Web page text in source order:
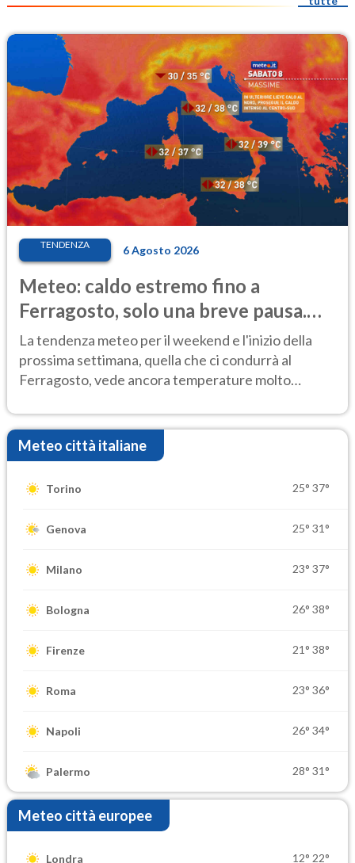
TENDENZA 6 Agosto 2026
Meteo: caldo estremo fino a
Ferragosto, solo una breve pausa.
Ecco dove
La tendenza meteo per il weekend e l'inizio della
prossima settimana, quella che ci condurrà al
Ferragosto, vede ancora temperature molto
Meteo città italiane
Torino 25° 37°
Genova 25° 31°
Milano 23° 37°
Bologna 26° 38°
Firenze 21° 38°
Roma 23° 36°
Napoli 26° 34°
Palermo 28° 31°
Meteo città europee
Londra 12° 22°